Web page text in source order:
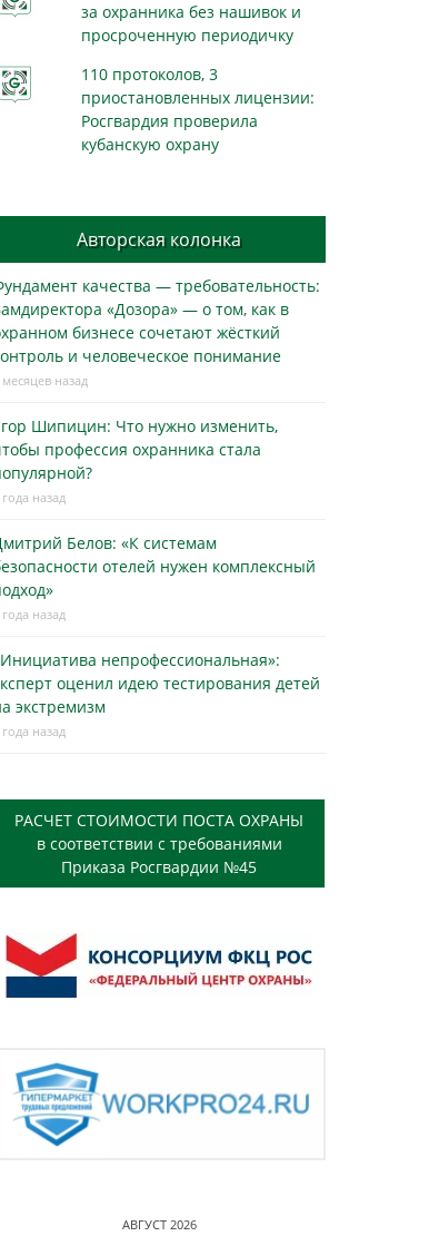
за охранника без нашивок и
просроченную периодичку
110 протоколов, 3
приостановленных лицензии:
Росгвардия проверила
кубанскую охрану
Авторская колонка
качества — требовательность:
«Дозора» — о том, как в
бизнесe сочетают жёсткий
и человеческое понимание
назад
Шипицин: Что нужно изменить,
профессия охранника стала
назад
Белов: «К системам
отелей нужен комплексный
назад
непрофессиональная»:
оценил идею тестирования детей
экстремизм
назад
РАСЧЕТ СТОИМОСТИ ПОСТА ОХРАНЫ
в соответствии с требованиями
Приказа Росгвардии №45
АВГУСТ 2026